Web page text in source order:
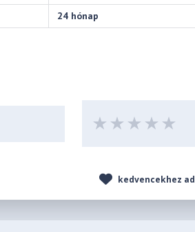
24 hónap
kedvencekhez ad